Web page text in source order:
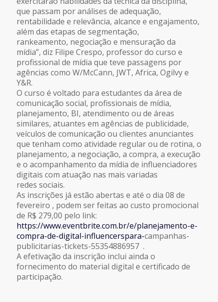
que passam por análises de adequação,
rentabilidade e relevância, alcance e engajamento,
além das etapas de segmentação,
rankeamento, negociação e mensuração da
mídia”, diz Filipe Crespo, professor do curso e
profissional de mídia que teve passagens por
agências como W/McCann, JWT, Africa, Ogilvy e
Y&R.
O curso é voltado para estudantes da área de
comunicação social, profissionais de mídia,
planejamento, BI, atendimento ou de áreas
similares, atuantes em agências de publicidade,
veículos de comunicação ou clientes anunciantes
que tenham como atividade regular ou de rotina, o
planejamento, a negociação, a compra, a execução
e o acompanhamento da mídia de influenciadores
digitais com atuação nas mais variadas
redes sociais.
As inscrições já estão abertas e até o dia 08 de
fevereiro , podem ser feitas ao custo promocional
de R$ 279,00 pelo link:
https://www.eventbrite.com.br/e/planejamento-e-
compra-de-digital-influencerspara-campanhas-
publicitarias-tickets-55354886957 .
A efetivação da inscrição inclui ainda o
fornecimento do material digital e certificado de
participação.